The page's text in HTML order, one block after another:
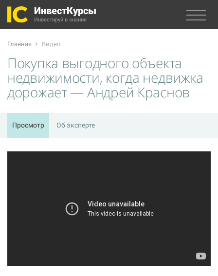
ИнвестКурсы
Инвестируй в знания
Главная Видео
Покупка выгодного объекта
недвижимости, когда недвижка
дорожает — Андрей Краснов
Просмотр Об эксперте